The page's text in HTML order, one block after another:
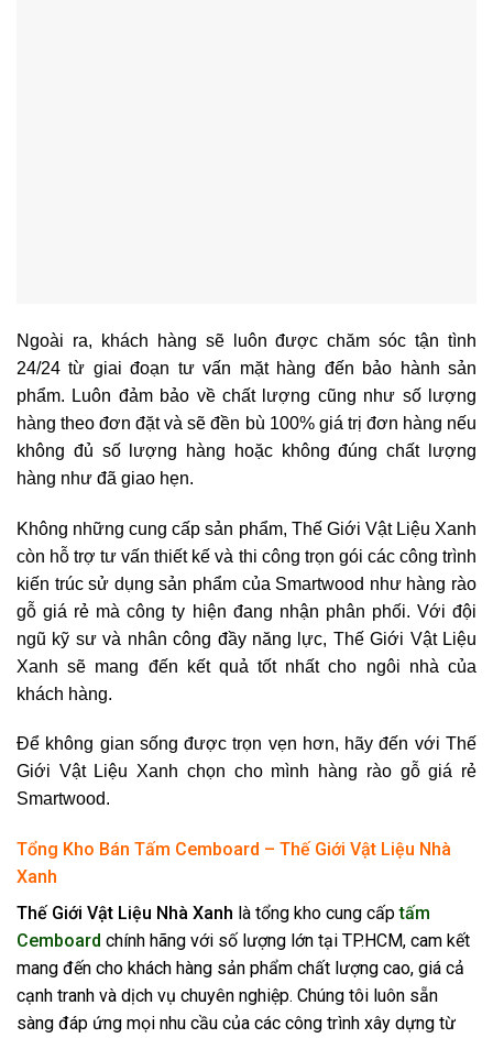
Ngoài ra, khách hàng sẽ luôn được chăm sóc tận tình
24/24 từ giai đoạn tư vấn mặt hàng đến bảo hành sản
phẩm. Luôn đảm bảo về chất lượng cũng như số lượng
hàng theo đơn đặt và sẽ đền bù 100% giá trị đơn hàng nếu
không đủ số lượng hàng hoặc không đúng chất lượng
hàng như đã giao hẹn.
Không những cung cấp sản phẩm, Thế Giới Vật Liệu Xanh
còn hỗ trợ tư vấn thiết kế và thi công trọn gói các công trình
kiến trúc sử dụng sản phẩm của Smartwood như hàng rào
gỗ giá rẻ mà công ty hiện đang nhận phân phối. Với đội
ngũ kỹ sư và nhân công đầy năng lực, Thế Giới Vật Liệu
Xanh sẽ mang đến kết quả tốt nhất cho ngôi nhà của
khách hàng.
Để không gian sống được trọn vẹn hơn, hãy đến với Thế
Giới Vật Liệu Xanh chọn cho mình
hàng rào gỗ giá rẻ
Smartwood.
Tổng Kho Bán Tấm Cemboard – Thế Giới Vật Liệu Nhà
Xanh
Thế Giới Vật Liệu Nhà Xanh là tổng kho cung cấptấm
Cemboard chính hãng với số lượng lớn tại TP.HCM, cam kết
mang đến cho khách hàng sản phẩm chất lượng cao, giá cả
cạnh tranh và dịch vụ chuyên nghiệp. Chúng tôi luôn sẵn
sàng đáp ứng mọi nhu cầu của các công trình xây dựng từ